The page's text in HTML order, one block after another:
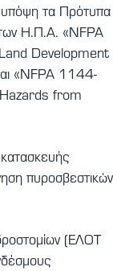
υπόψη τα Πρότυπα
Η.Π.Α. «NFPA
Development
«NFPA 1144-
from
πυροσβεστικών
(ΕΛΟΤ